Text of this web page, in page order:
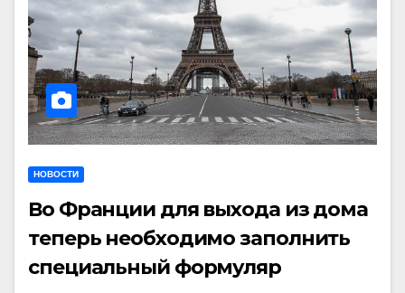
НОВОСТИ
Во Франции для выхода из дома
теперь необходимо заполнить
специальный формуляр